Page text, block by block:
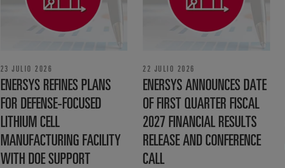
23 JULIO 2026
ENERSYS REFINES PLANS
FOR DEFENSE‑FOCUSED
LITHIUM CELL
MANUFACTURING FACILITY
WITH DOE SUPPORT
22 JULIO 2026
ENERSYS ANNOUNCES DATE
OF FIRST QUARTER FISCAL
2027 FINANCIAL RESULTS
RELEASE AND CONFERENCE
CALL